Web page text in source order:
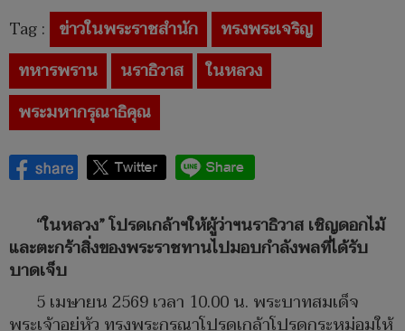
Tag : ข่าวในพระราชสำนัก
ทรงพระเจริญ
ทหารพราน
นราธิวาส
ในหลวง
พระมหากรุณาธิคุณ
“ในหลวง” โปรดเกล้าฯให้ผู้ว่าฯนราธิวาส เชิญดอกไม้
และตะกร้าสิ่งของพระราชทานไปมอบกำลังพลที่ได้รับ
บาดเจ็บ
5 เมษายน 2569 เวลา 10.00 น. พระบาทสมเด็จ
พระเจ้าอยู่หัว ทรงพระกรุณาโปรดเกล้าโปรดกระหม่อมให้